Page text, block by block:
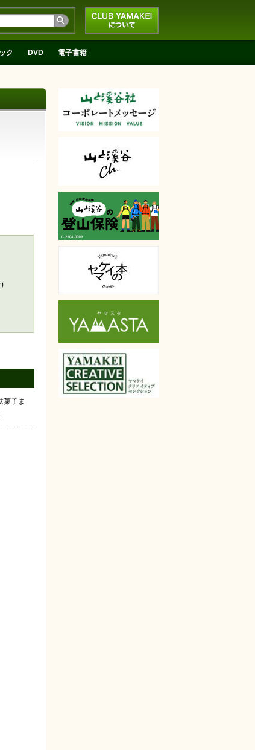
CLUB YAMAKEIにつ
いて
ク DVD 電子書籍
)
菓子ま